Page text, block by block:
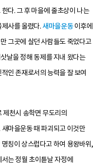
다. 그 후 마을에 줄초상이 나는
사를 올렸다. 새마을운동이후에
그곳에 살던 사람들도 죽었다고
날을 정해 동제를 지내 왔다는
인 존재로서의 능력을 잘 보여
제천시 송학면 무도리의
마을운동 때 파괴되고 이것만
칭이 상스럽다고 하여 용왕바위,
는 정월 초이튿날 자정에